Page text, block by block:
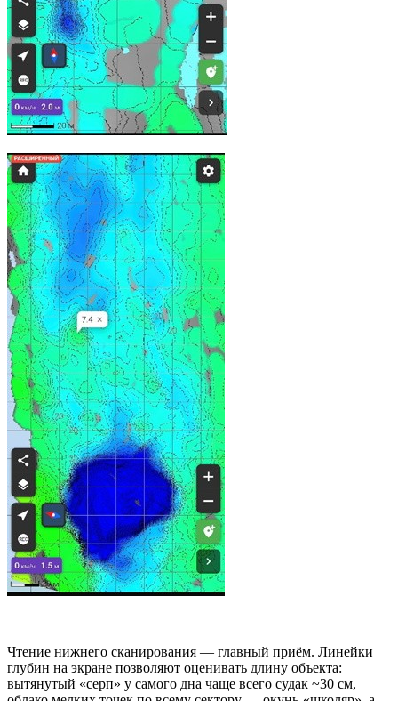
Чтение нижнего сканирования — главный приём. Линейки
глубин на экране позволяют оценивать длину объекта:
вытянутый «серп» у самого дна чаще всего судак ~30 см,